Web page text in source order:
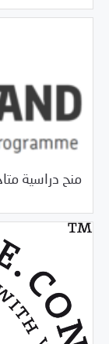
منح دراسية